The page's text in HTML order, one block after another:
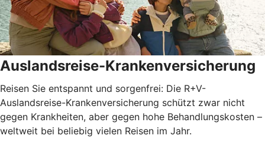
Auslandsreise-Krankenversicherung
Reisen Sie entspannt und sorgenfrei: Die R+V-
Auslandsreise-Krankenversicherung schützt zwar nicht
gegen Krankheiten, aber gegen hohe Behandlungskosten –
weltweit bei beliebig vielen Reisen im Jahr.